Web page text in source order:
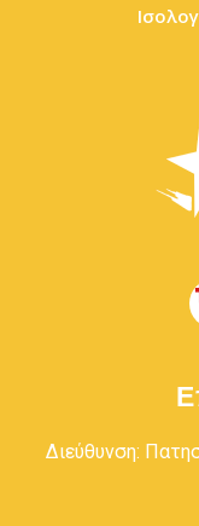
Διεύθυνση: